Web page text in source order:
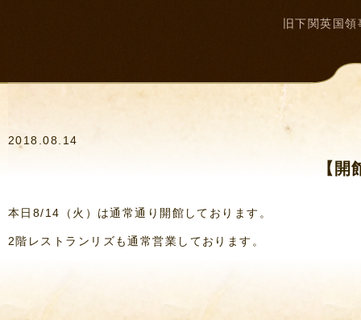
旧下関英国
2018.08.14
【
本日8/14（火）は通常通り開館しております。
2階レストランリズも通常営業しております。